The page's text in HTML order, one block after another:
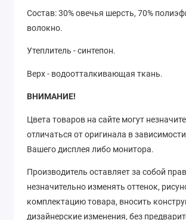
Состав: 30% овечья шерсть, 70%
волокно.
Утеплитель - синтепон.
Верх - водоотталкивающая ткань.
ВНИМАНИЕ!
Цвета товаров на сайте могут
отличаться от оригинала в
Вашего дисплея либо монитора.
Производитель оставляет за собой
незначительно изменять оттенок,
комплектацию товара, вносить
дизайнерские изменения, без